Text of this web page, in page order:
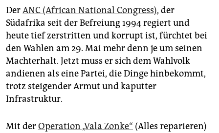
DerANC (African National Congress), der
Südafrika seit der Befreiung 1994 regiert und
heute tief zerstritten und korrupt ist, fürchtet bei
den Wahlen am 29. Mai mehr denn je um seinen
Machterhalt. Jetzt muss er sich dem Wahlvolk
andienen als eine Partei, die Dinge hinbekommt,
trotz steigender Armut und kaputter
Infrastruktur.
Mit derOperation „Vala Zonke“ (Alles reparieren)